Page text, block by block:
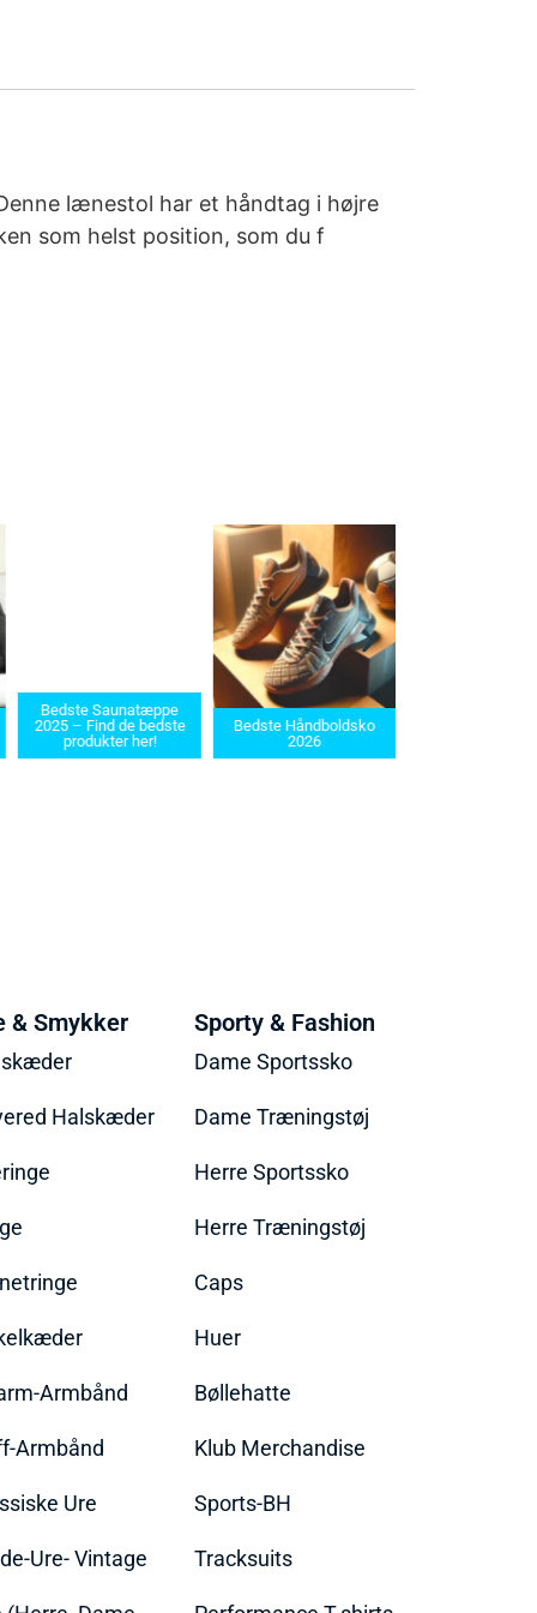
lænestol har et håndtag i højre
som helst position, som du f
Saunatæppe
– Find de bedste
produkter her!
Bedste Håndboldsko
Bedste barbermaskiner
i 2025: Find den rette til
& Smykker
Halskæder
Armbånd
Armbånd
Ure
Ure- Vintage
Sporty & Fashion
Dame Sportssko
Dame Træningstøj
Herre Sportssko
Herre Træningstøj
Caps
Huer
Bøllehatte
Klub Merchandise
Sports-BH
Tracksuits